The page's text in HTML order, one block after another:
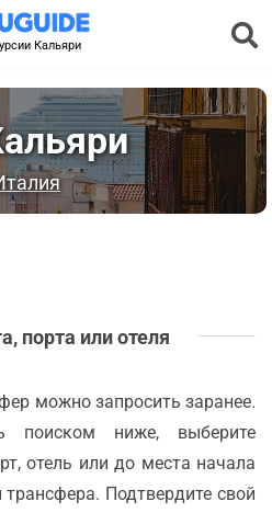
Кальяри
порта или отеля
можно запросить заранее.
поиском ниже, выберите
отель или до места начала
Подтвердите свой